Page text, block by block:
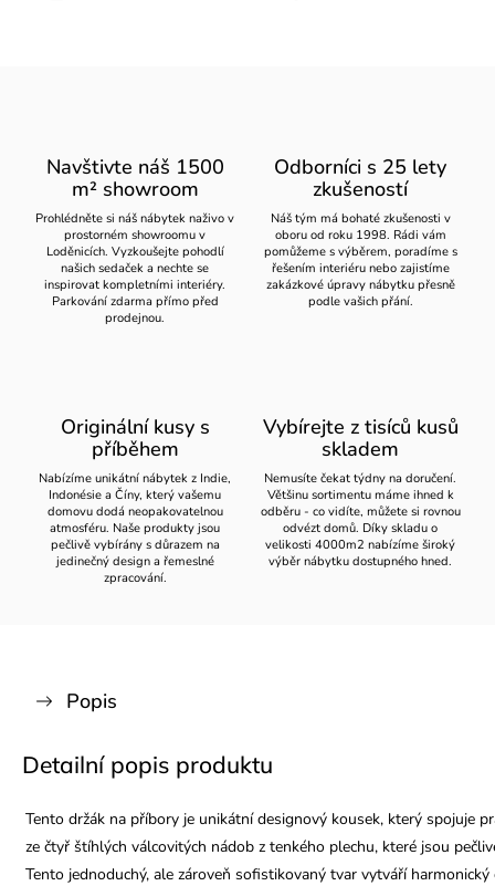
Navštivte náš 1500
m² showroom
Prohlédněte si náš nábytek naživo v
prostorném showroomu v
Loděnicích. Vyzkoušejte pohodlí
našich sedaček a nechte se
inspirovat kompletními interiéry.
Parkování zdarma přímo před
prodejnou.
Odborníci s 25 lety
zkušeností
Náš tým má bohaté zkušenosti v
oboru od roku 1998. Rádi vám
pomůžeme s výběrem, poradíme s
řešením interiéru nebo zajistíme
zakázkové úpravy nábytku přesně
podle vašich přání.
Originální kusy s
příběhem
Nabízíme unikátní nábytek z Indie,
Indonésie a Číny, který vašemu
domovu dodá neopakovatelnou
atmosféru. Naše produkty jsou
pečlivě vybírány s důrazem na
jedinečný design a řemeslné
zpracování.
Vybírejte z tisíců kusů
skladem
Nemusíte čekat týdny na doručení.
Většinu sortimentu máme ihned k
odběru - co vidíte, můžete si rovnou
odvézt domů. Díky skladu o
velikosti 4000m2 nabízíme široký
výběr nábytku dostupného hned.
Popis
Detailní popis produktu
Tento držák na příbory je unikátní designový kousek, který spojuje
ze čtyř štíhlých válcovitých nádob z tenkého plechu, které jsou
Tento jednoduchý, ale zároveň sofistikovaný tvar vytváří